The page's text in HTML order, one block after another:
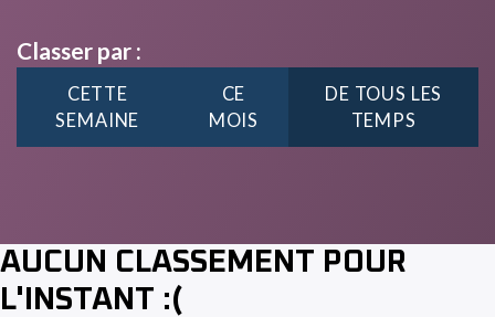
Classer par :
CETTE
SEMAINE
CE
MOIS
DE TOUS LES
TEMPS
AUCUN CLASSEMENT POUR
L'INSTANT :(